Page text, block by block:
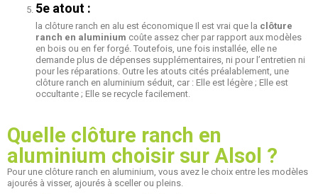
5e atout :
la clôture ranch en alu est économique Il est vrai que la clôture
ranch en aluminium coûte assez cher par rapport aux modèles
en bois ou en fer forgé. Toutefois, une fois installée, elle ne
demande plus de dépenses supplémentaires, ni pour l’entretien ni
pour les réparations. Outre les atouts cités préalablement, une
clôture ranch en aluminium séduit, car : Elle est légère ; Elle est
occultante ; Elle se recycle facilement.
Quelle clôture ranch en
aluminium choisir sur Alsol ?
Pour une clôture ranch en aluminium, vous avez le choix entre les modèles
ajourés à visser, ajourés à sceller ou pleins.